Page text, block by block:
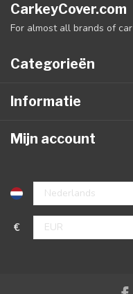
CarkeyCover.com
For almost all brands of car
Categorieën
Informatie
Mijn account
€